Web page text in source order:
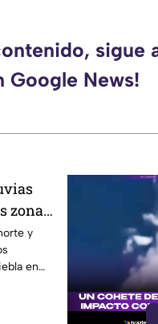
sigue
Google News!
zonas
y
en